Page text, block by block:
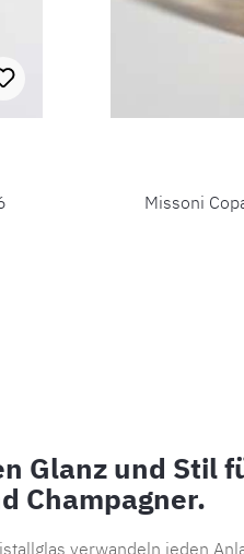
Missoni
Glanz und
Champagner.
verwandeln jeden